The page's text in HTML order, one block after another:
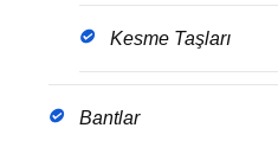
Kesme Taşları
Bantlar